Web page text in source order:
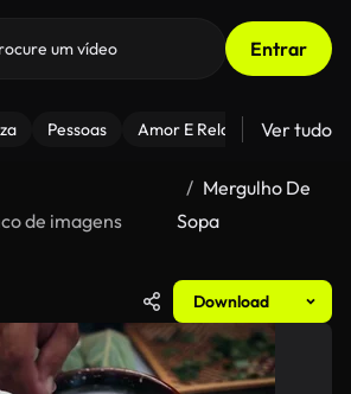
Entrar
Pessoas Amor E Relacionamentos
Ver tudo
de imagens
Mergulho De
Sopa
Download